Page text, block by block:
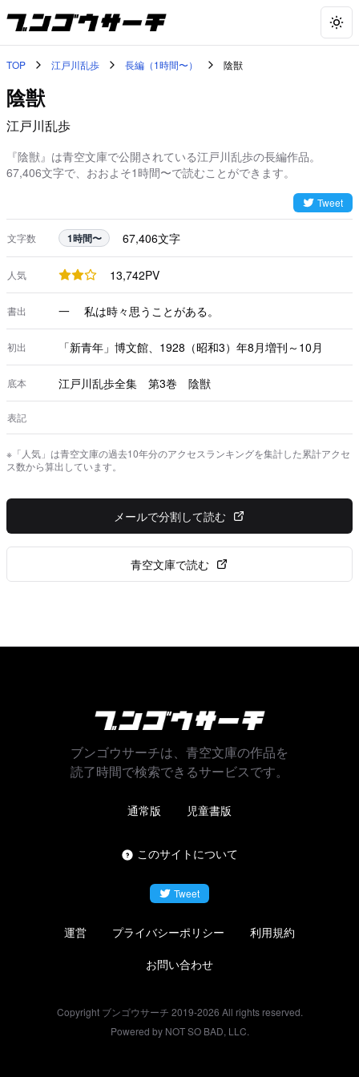
TOP 江戸川乱歩 長編（1時間〜） 陰獣
陰獣
江戸川乱歩
『陰獣』は青空文庫で公開されている江戸川乱歩の長編作品。
67,406文字で、おおよそ1時間〜で読むことができます。
Tweet
文字数 1時間〜 67,406文字
人気 13,742PV
書出 一 私は時々思うことがある。
初出 「新青年」博文館、1928（昭和3）年8月増刊～10月
底本 江戸川乱歩全集 第3巻 陰獣
表記
※「人気」は青空文庫の過去10年分のアクセスランキングを集計した累計アクセ
ス数から算出しています。
メールで分割して読む
青空文庫で読む
ブンゴウサーチは、青空文庫の作品を
読了時間で検索できるサービスです。
通常版 児童書版
このサイトについて
Tweet
運営 プライバシーポリシー
利用規約
お問い合わせ
Copyright ブンゴウサーチ 2019-2026 All rights reserved.
Powered by NOT SO BAD, LLC.